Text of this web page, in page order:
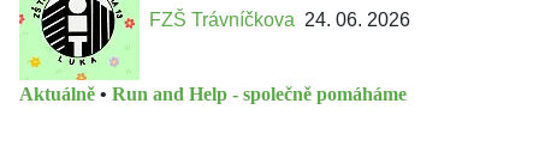
FZŠ Trávníčkova 24. 06. 2026
Aktuálně • Run and Help - společně pomáháme